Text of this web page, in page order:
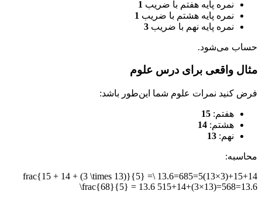
نمره پایه هفتم با ضریب 1
نمره پایه هشتم با ضریب 1
نمره پایه نهم با ضریب 3
حساب می‌شود.
مثال واقعی برای درس علوم
فرض کنید نمرات علوم شما این‌طور باشد:
هفتم: 15
هشتم: 14
نهم: 13
محاسبه:
15+14+(3×13)5=685=13.6 \frac{15 + 14 + (3 \times 13)}{5} =
\frac{68}{5} = 13.6 515+14+(3×13)=568=13.6